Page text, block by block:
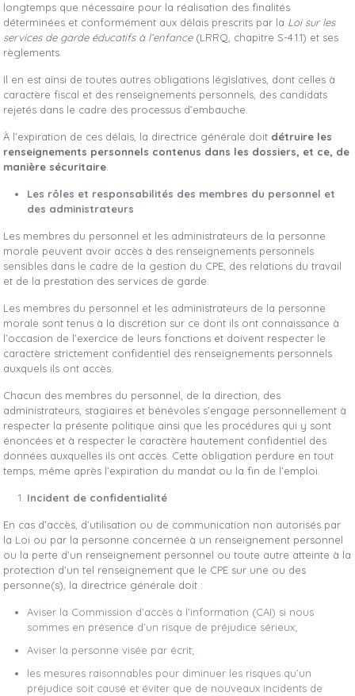
longtemps que nécessaire pour la réalisation des finalités
déterminées et conformément aux délais prescrits par la Loi sur les
services de garde éducatifs à l’enfance(LRRQ, chapitre S-4.1.1) et ses
règlements.
Il en est ainsi de toutes autres obligations législatives, dont celles à
caractère fiscal et des renseignements personnels, des candidats
rejetés dans le cadre des processus d’embauche.
À l’expiration de ces délais, la directrice générale doit détruire les
renseignements personnels contenus dans les dossiers, et ce, de
manière sécuritaire
Les rôles et responsabilités des membres du personnel et
des administrateurs
Les membres du personnel et les administrateurs de la personne
morale peuvent avoir accès à des renseignements personnels
sensibles dans le cadre de la gestion du CPE, des relations du travail
et de la prestation des services de garde.
Les membres du personnel et les administrateurs de la personne
morale sont tenus à la discrétion sur ce dont ils ont connaissance à
l’occasion de l’exercice de leurs fonctions et doivent respecter le
caractère strictement confidentiel des renseignements personnels
auxquels ils ont accès.
Chacun des membres du personnel, de la direction, des
administrateurs, stagiaires et bénévoles s’engage personnellement à
respecter la présente politique ainsi que les procédures qui y sont
énoncées et à respecter le caractère hautement confidentiel des
données auxquelles ils ont accès. Cette obligation perdure en tout
temps, même après l’expiration du mandat ou la fin de l’emploi.
Incident de confidentialité
En cas d’accès, d’utilisation ou de communication non autorisés par
la Loi ou par la personne concernée à un renseignement personnel
ou la perte d’un renseignement personnel ou toute autre atteinte à la
protection d’un tel renseignement que le CPE sur une ou des
personne(s), la directrice générale doit :
Aviser la Commission d’accès à l’information (CAI) si nous
sommes en présence d’un risque de préjudice sérieux;
Aviser la personne visée par écrit;
les mesures raisonnables pour diminuer les risques qu’un
préjudice soit causé et éviter que de nouveaux incidents de